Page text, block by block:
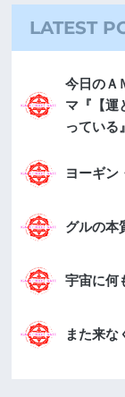
LATEST
今日のＡ
マ『【運
っている
ヨーギン
グルの本
宇宙に何
また来な